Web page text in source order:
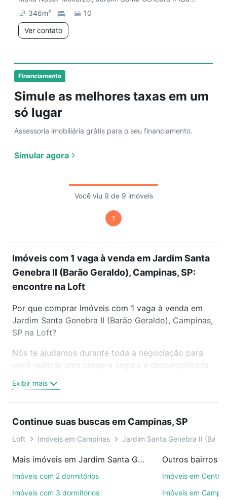
Financiamento
Simule as melhores taxas em um
só lugar
Assessoria imobiliária grátis para o seu financiamento.
Simular agora
346m²
10
Ver contato
Você viu 9 de 9 imóveis
1
Imóveis com 1 vaga à venda em Jardim Santa
Genebra II (Barão Geraldo), Campinas, SP:
encontre na Loft
Por que comprar Imóveis com 1 vaga à venda em
Jardim Santa Genebra II (Barão Geraldo), Campinas,
SP na Loft?
Nós te ajudamos durante toda a negociação para
você realizar uma compra segura e descomplicada.
trabalho e do metrô, aqui você vai encontrar a
oferta ideal de Imóveis com 1 vaga à venda em
SP para conquistar seu sonho. Agende uma visita
presencial ou por videochamada, é grátis, sem
mil corretores e imobiliárias te ajudando na compra,
venda ou troca de imóveis.
Como escolher um imóvel?
Exibir mais
Continue suas buscas em Campinas, SP
Loft Imóveis em Campinas Jardim Santa Genebra II
Mais imóveis em Jardim Santa Genebra II (Barão Geraldo)
Imóveis com 2 dormitórios
Imóveis com 3 dormitórios
Outros bairros
Imóveis em Centro
Imóveis em